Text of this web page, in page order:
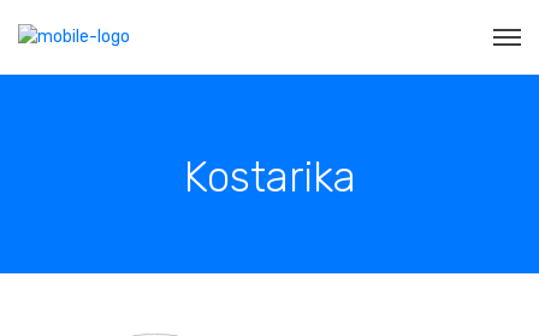
Kostarika